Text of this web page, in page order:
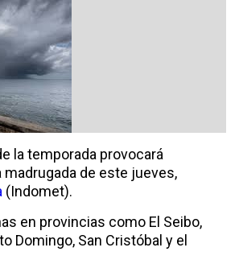
la temporada provocará
de este jueves,
(Indomet).
en provincias como El Seibo,
Domingo, San Cristóbal y el